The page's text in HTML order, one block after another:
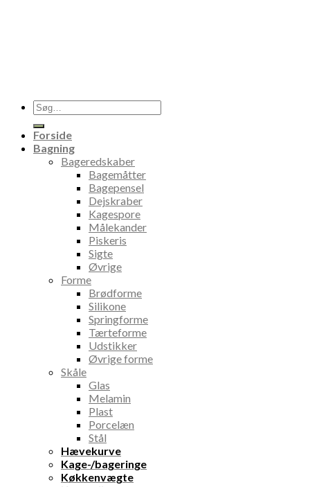
Søg
efter:
Forside
Bagning
Bageredskaber
Bagemåtter
Bagepensel
Dejskraber
Kagespore
Målekander
Piskeris
Sigte
Øvrige
Forme
Brødforme
Silikone
Springforme
Tærteforme
Udstikker
Øvrige forme
Skåle
Glas
Melamin
Plast
Porcelæn
Stål
Hævekurve
Kage-/bageringe
Køkkenvægte